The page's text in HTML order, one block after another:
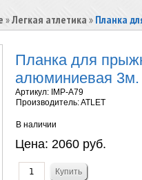
»Легкая атлетика » Планка
Планка для
алюминиевая 3м.
Артикул: IMP-A79
Производитель:ATLET
В наличии
Цена: 2060 руб.